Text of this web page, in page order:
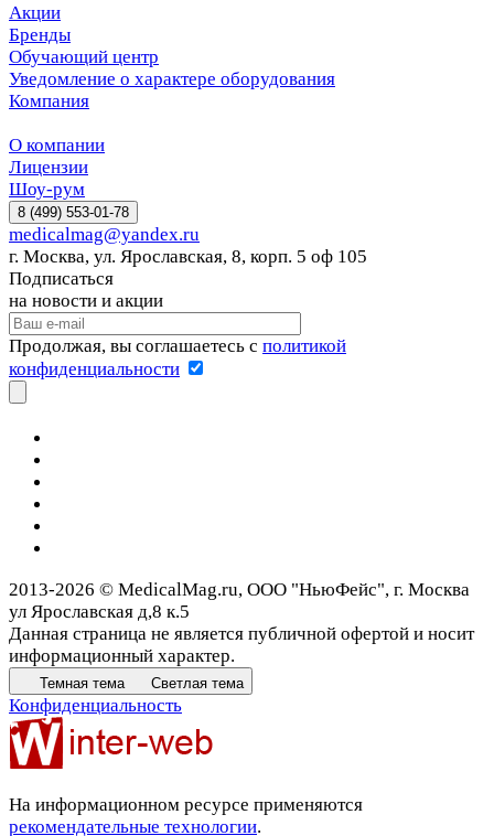
Акции
Бренды
Обучающий центр
Уведомление о характере оборудования
Компания
О компании
Лицензии
Шоу-рум
8 (499) 553-01-78
medicalmag@yandex.ru
г. Москва, ул. Ярославская, 8, корп. 5 оф 105
Подписаться
на новости и акции
Продолжая, вы соглашаетесь с политикой
конфиденциальности
2013-2026 © MedicalMag.ru, ООО "НьюФейс", г. Москва
ул Ярославская д,8 к.5
Данная страница не является публичной офертой и носит
информационный характер.
Темная тема Светлая тема
Конфиденциальность
На информационном ресурсе применяются
рекомендательные технологии.